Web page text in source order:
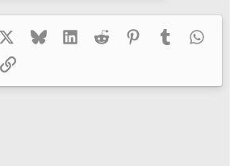
BlueskyLinkedInReddit PinterestTumblr
почта
Ссылка